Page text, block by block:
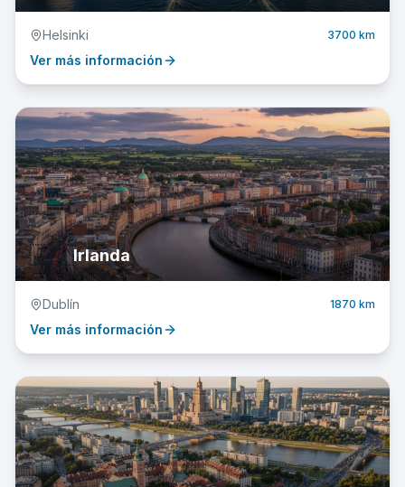
Helsinki 3700 km
Ver más información
🇮🇪Irlanda
Dublín 1870 km
Ver más información